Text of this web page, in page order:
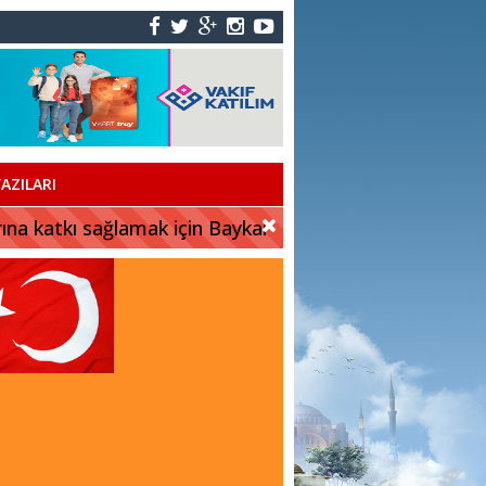
katkı sağlamak için Baykar